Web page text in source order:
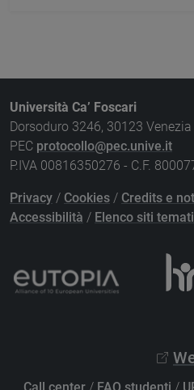
Università Ca’ Foscari
Dorsoduro 3246, 30123 Venezia
PEC protocollo@pec.unive.it
P.IVA 00816350276 - C.F.
Privacy / Cookies / Credits e
Accessibilità / Elenco siti